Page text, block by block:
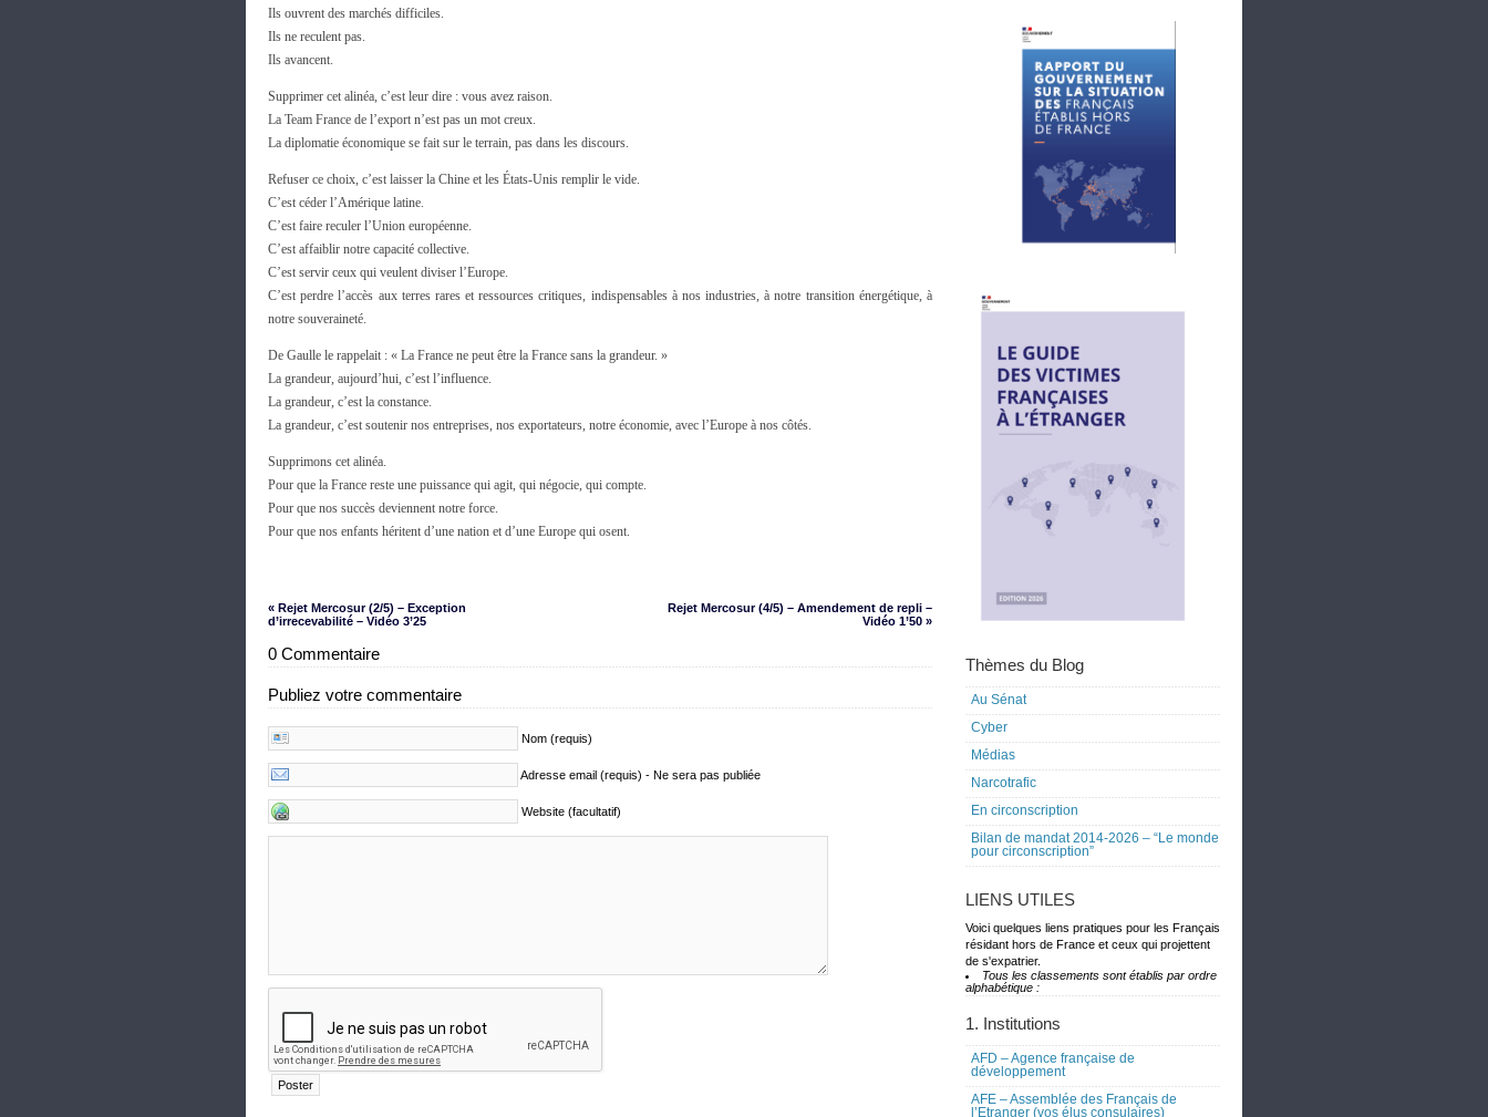
Ils ouvrent des marchés difficiles.
Ils ne reculent pas.
Ils avancent.
Supprimer cet alinéa, c’est leur dire : vous avez raison.
La Team France de l’export n’est pas un mot creux.
La diplomatie économique se fait sur le terrain, pas dans les discours.
Refuser ce choix, c’est laisser la Chine et les États-Unis remplir le vide.
C’est céder l’Amérique latine.
C’est faire reculer l’Union européenne.
C’est affaiblir notre capacité collective.
C’est servir ceux qui veulent diviser l’Europe.
C’est perdre l’accès aux terres rares et ressources critiques, indispensables à nos industries, à notre transition énergétique, à
notre souveraineté.
De Gaulle le rappelait : « La France ne peut être la France sans la grandeur. »
La grandeur, aujourd’hui, c’est l’influence.
La grandeur, c’est la constance.
La grandeur, c’est soutenir nos entreprises, nos exportateurs, notre économie, avec l’Europe à nos côtés.
Supprimons cet alinéa.
Pour que la France reste une puissance qui agit, qui négocie, qui compte.
Pour que nos succès deviennent notre force.
Pour que nos enfants héritent d’une nation et d’une Europe qui osent.
« Rejet Mercosur (2/5) – Exception
d’irrecevabilité – Vidéo 3’25
Rejet Mercosur (4/5) – Amendement de repli –
Vidéo 1’50 »
0 Commentaire
Publiez votre commentaire
Nom (requis)
Adresse email (requis) - Ne sera pas publiée
Website (facultatif)
Thèmes du Blog
Au Sénat
Cyber
Médias
Narcotrafic
En circonscription
Bilan de mandat 2014-2026 – “Le monde
pour circonscription”
LIENS UTILES
Voici quelques liens pratiques pour les Français
résidant hors de France et ceux qui projettent
de s'expatrier.
Tous les classements sont établis par ordre
alphabétique :
1. Institutions
AFD – Agence française de
développement
AFE – Assemblée des Français de
l’Etranger (vos élus consulaires)